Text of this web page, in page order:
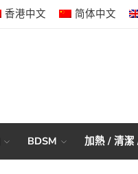
香港中文 简体中文
BDSM 加熱 / 清潔